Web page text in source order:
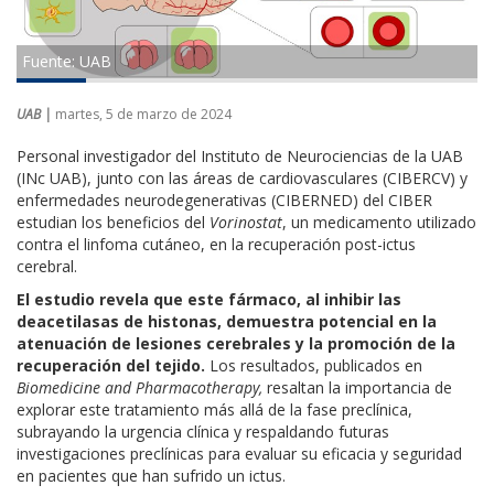
Fuente: UAB
UAB | martes, 5 de marzo de 2024
Personal investigador del Instituto de Neurociencias de la UAB
(INc UAB), junto con las áreas de cardiovasculares (CIBERCV) y
enfermedades neurodegenerativas (CIBERNED) del CIBER
estudian los beneficios del Vorinostat, un medicamento utilizado
contra el linfoma cutáneo, en la recuperación post-ictus
cerebral.
El estudio revela que este fármaco, al inhibir las
deacetilasas de histonas, demuestra potencial en la
atenuación de lesiones cerebrales y la promoción de la
recuperación del tejido. Los resultados, publicados en
Biomedicine and Pharmacotherapy, resaltan la importancia de
explorar este tratamiento más allá de la fase preclínica,
subrayando la urgencia clínica y respaldando futuras
investigaciones preclínicas para evaluar su eficacia y seguridad
en pacientes que han sufrido un ictus.